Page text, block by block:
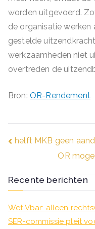
worden uitgevoerd.
de organisatie werken
gestelde
werkzaamheden niet
overtreden de
Bron: OR-Rendement
Bericht
navigatie
helft MKB geen
OR
Recente berichten
Wet Vbar: alleen
SER-commissie pleit